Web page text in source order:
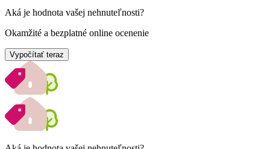
Aká je hodnota vašej nehnuteľnosti?
Okamžité a bezplatné online ocenenie
Vypočítať teraz